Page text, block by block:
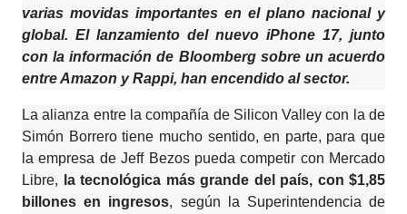
varias movidas importantes en el plano nacional y
global. El lanzamiento del nuevo iPhone 17, junto
con la información de Bloomberg sobre un acuerdo
entre Amazon y Rappi, han encendido al sector.
La alianza entre la compañía de Silicon Valley con la de
Simón Borrero tiene mucho sentido, en parte, para que
la empresa de Jeff Bezos pueda competir con Mercado
Libre,
la tecnológica más grande del país, con $1,85
billones en ingresos, según la Superintendencia de